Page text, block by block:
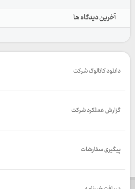
آخرین دیدگاه ها
دانلود کاتالوگ شرکت
گزارش عملکرد شرکت
پیگیری سفارشات